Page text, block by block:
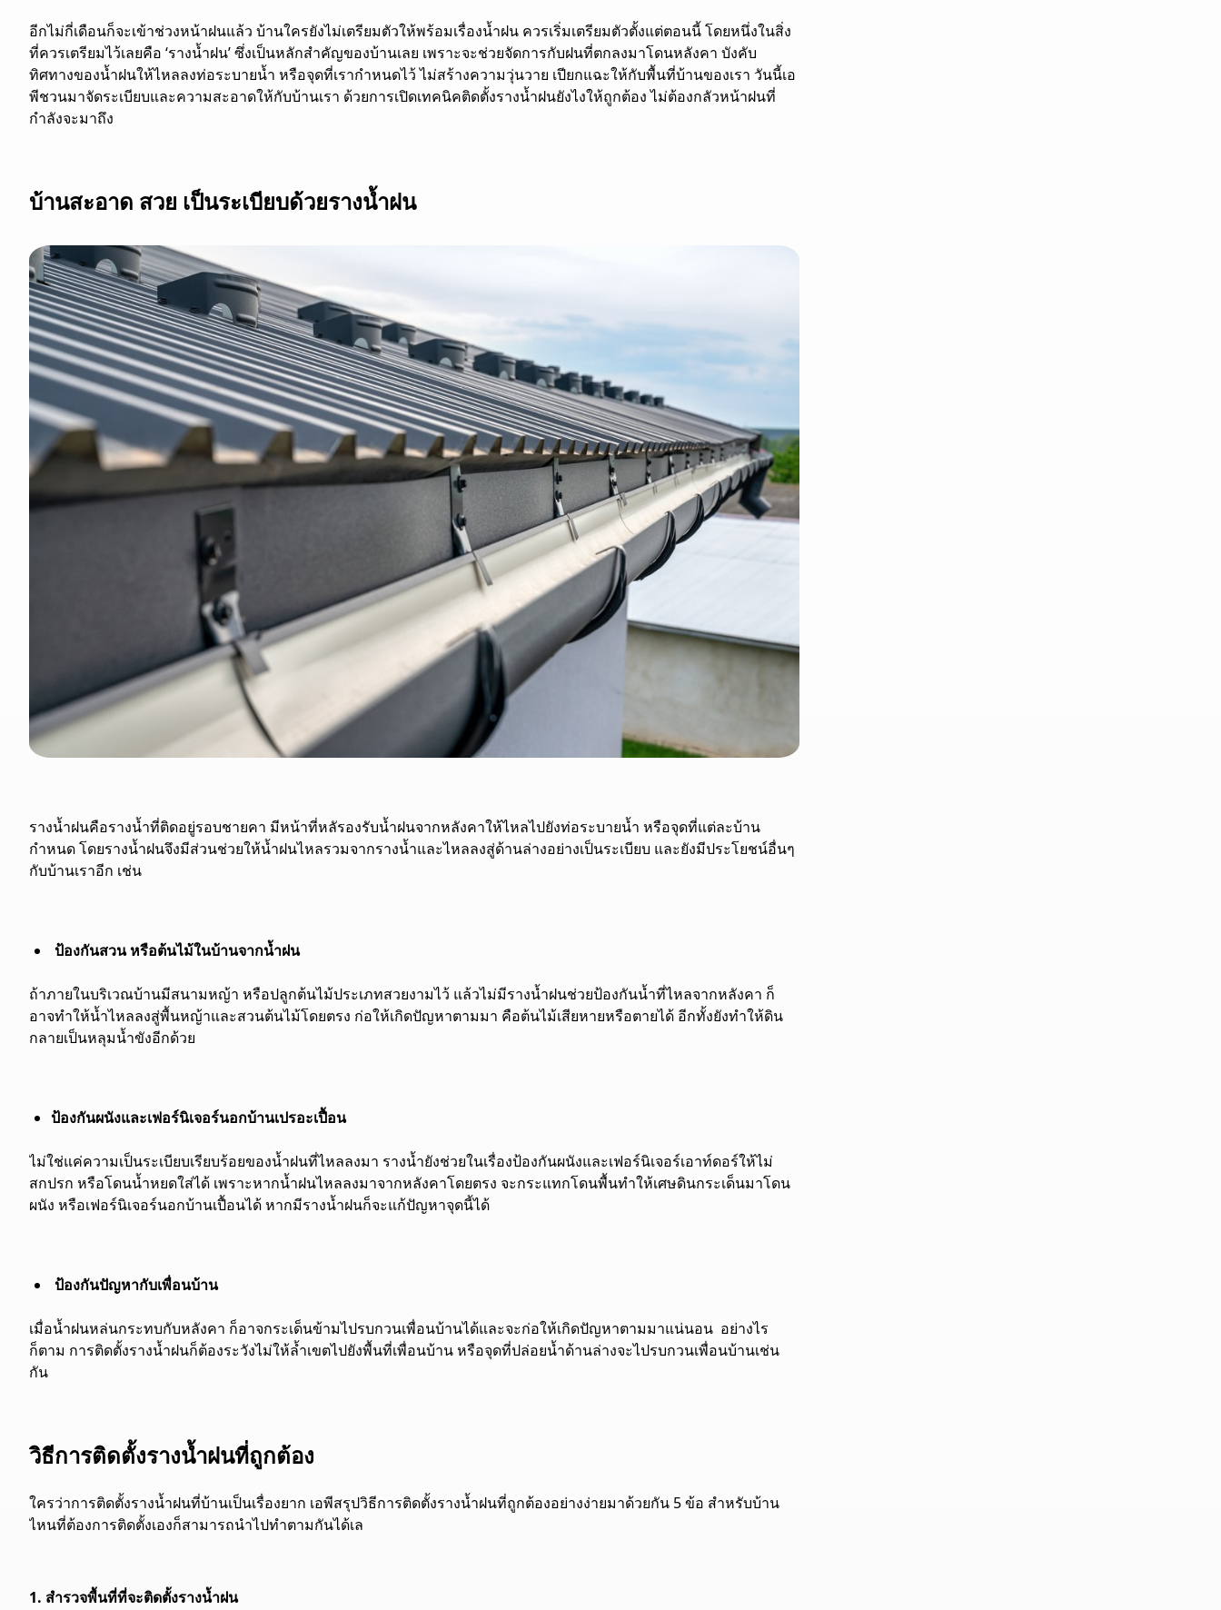
อีกไม่กี่เดือนก็จะเข้าช่วงหน้าฝนแล้ว บ้านใครยังไม่เตรียมตัวให้พร้อมเรื่องน้ำฝน ควรเริ่มเตรียมตัวตั้งแต่ตอนนี้ โดยหนึ่งในสิ่ง
ที่ควรเตรียมไว้เลยคือ ‘รางน้ำฝน’ ซึ่งเป็นหลักสำคัญของบ้านเลย เพราะจะช่วยจัดการกับฝนที่ตกลงมาโดนหลังคา บังคับ
ทิศทางของน้ำฝนให้ไหลลงท่อระบายน้ำ หรือจุดที่เรากำหนดไว้ ไม่สร้างความวุ่นวาย เปียกแฉะให้กับพื้นที่บ้านของเรา วันนี้เอ
พีชวนมาจัดระเบียบและความสะอาดให้กับบ้านเรา ด้วยการเปิดเทคนิคติดตั้งรางน้ำฝนยังไงให้ถูกต้อง ไม่ต้องกลัวหน้าฝนที่
กำลังจะมาถึง
บ้านสะอาด สวย เป็นระเบียบด้วยรางน้ำฝน
รางน้ำฝนคือรางน้ำที่ติดอยู่รอบชายคา มีหน้าที่หลัรองรับน้ำฝนจากหลังคาให้ไหลไปยังท่อระบายน้ำ หรือจุดที่แต่ละบ้าน
กำหนด โดยรางน้ำฝนจึงมีส่วนช่วยให้น้ำฝนไหลรวมจากรางน้ำและไหลลงสู่ด้านล่างอย่างเป็นระเบียบ และยังมีประโยชน์อื่นๆ
กับบ้านเราอีก เช่น
ป้องกันสวน หรือต้นไม้ในบ้านจากน้ำฝน
ถ้าภายในบริเวณบ้านมีสนามหญ้า หรือปลูกต้นไม้ประเภทสวยงามไว้ แล้วไม่มีรางน้ำฝนช่วยป้องกันน้ำที่ไหลจากหลังคา ก็
อาจทำให้น้ำไหลลงสู่พื้นหญ้าและสวนต้นไม้โดยตรง ก่อให้เกิดปัญหาตามมา คือต้นไม้เสียหายหรือตายได้ อีกทั้งยังทำให้ดิน
กลายเป็นหลุมน้ำขังอีกด้วย
ป้องกันผนังและเฟอร์นิเจอร์นอกบ้านเปรอะเปื้อน
ไม่ใช่แค่ความเป็นระเบียบเรียบร้อยของน้ำฝนที่ไหลลงมา รางน้ำยังช่วยในเรื่องป้องกันผนังและเฟอร์นิเจอร์เอาท์ดอร์ให้ไม่
สกปรก หรือโดนน้ำหยดใส่ได้ เพราะหากน้ำฝนไหลลงมาจากหลังคาโดยตรง จะกระแทกโดนพื้นทำให้เศษดินกระเด็นมาโดน
ผนัง หรือเฟอร์นิเจอร์นอกบ้านเปื้อนได้ หากมีรางน้ำฝนก็จะแก้ปัญหาจุดนี้ได้
ป้องกันปัญหากับเพื่อนบ้าน
เมื่อน้ำฝนหล่นกระทบกับหลังคา ก็อาจกระเด็นข้ามไปรบกวนเพื่อนบ้านได้และจะก่อให้เกิดปัญหาตามมาแน่นอน อย่างไร
ก็ตาม การติดตั้งรางน้ำฝนก็ต้องระวังไม่ให้ล้ำเขตไปยังพื้นที่เพื่อนบ้าน หรือจุดที่ปล่อยน้ำด้านล่างจะไปรบกวนเพื่อนบ้านเช่น
กัน
วิธีการติดตั้งรางน้ำฝนที่ถูกต้อง
ใครว่าการติดตั้งรางน้ำฝนที่บ้านเป็นเรื่องยาก เอพีสรุปวิธีการติดตั้งรางน้ำฝนที่ถูกต้องอย่างง่ายมาด้วยกัน 5 ข้อ สำหรับบ้าน
ไหนที่ต้องการติดตั้งเองก็สามารถนำไปทำตามกันได้เล
1. สำรวจพื้นที่ที่จะติดตั้งรางน้ำฝน